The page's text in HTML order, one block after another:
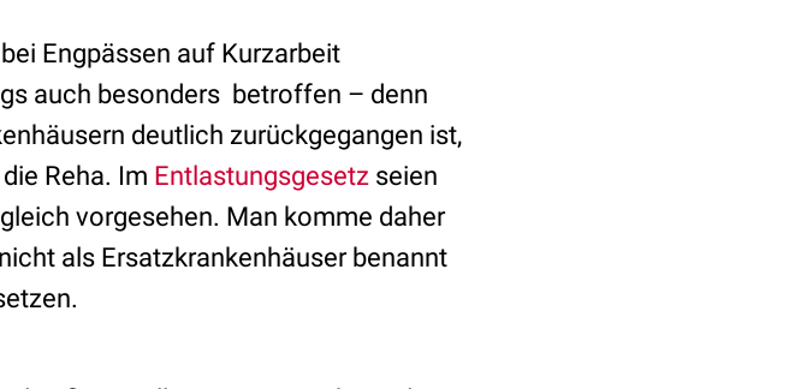
Engpässen auf Kurzarbeit
auch besonders betroffen – denn
deutlich zurückgegangen ist,
Reha. Im Entlastungsgesetz seien
vorgesehen. Man komme daher
als Ersatzkrankenhäuser benannt